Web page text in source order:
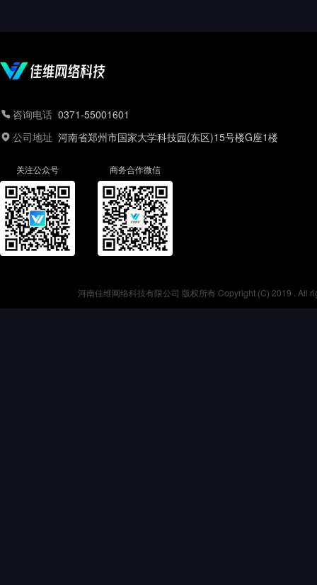
咨询电话 0371-55001601
公司地址 河南省郑州市国家大学科技园(东区)15号楼G座1楼
关注公众号 商务合作微信
河南佳维网络科技有限公司 版权所有 Copyright (C) 2019 . All